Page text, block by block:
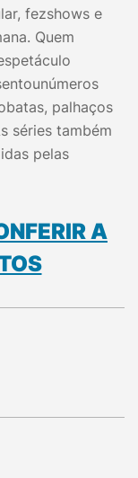
fezshows e
Quem
palhaços
séries também
pelas
A